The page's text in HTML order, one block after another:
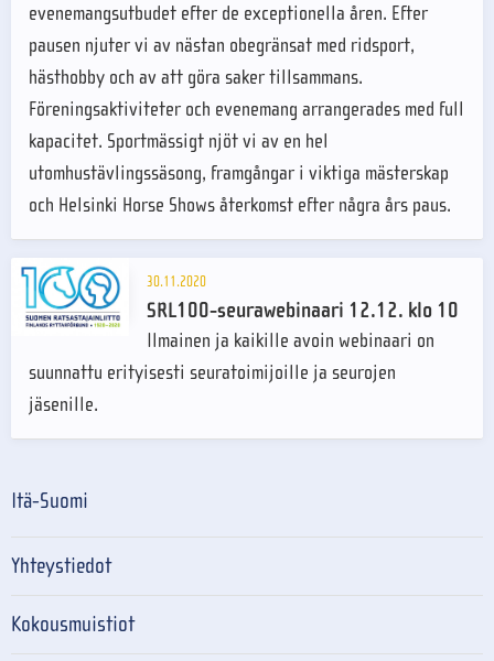
evenemangsutbudet efter de exceptionella åren. Efter
pausen njuter vi av nästan obegränsat med ridsport,
hästhobby och av att göra saker tillsammans.
Föreningsaktiviteter och evenemang arrangerades med full
kapacitet. Sportmässigt njöt vi av en hel
utomhustävlingssäsong, framgångar i viktiga mästerskap
och Helsinki Horse Shows återkomst efter några års paus.
30.11.2020
SRL100-seurawebinaari 12.12. klo 10
Ilmainen ja kaikille avoin webinaari on
suunnattu erityisesti seuratoimijoille ja seurojen
jäsenille.
Itä-Suomi
Yhteystiedot
Kokousmuistiot